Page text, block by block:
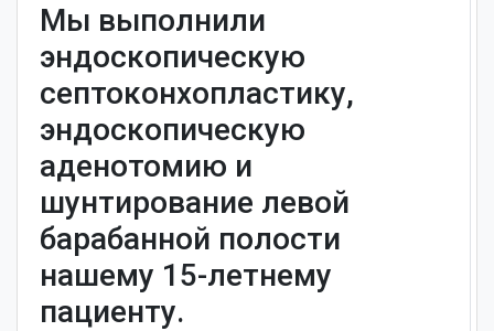
Мы выполнили
эндоскопическую
септоконхопластику,
эндоскопическую
аденотомию и
шунтирование левой
барабанной полости
нашему 15-летнему
пациенту.